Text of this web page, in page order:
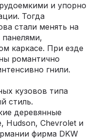
и упорно
Тогда
стали менять на
каркасе. При езде
романтично
гнили.
кузовов типа
стиль.
деревянные
Hudson, Chevrolet и
фирма DKW